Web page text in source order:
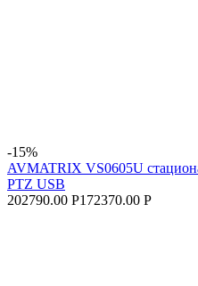
-15%
AVMATRIX VS0605U
PTZ USB
202790.00 Р172370.00 Р